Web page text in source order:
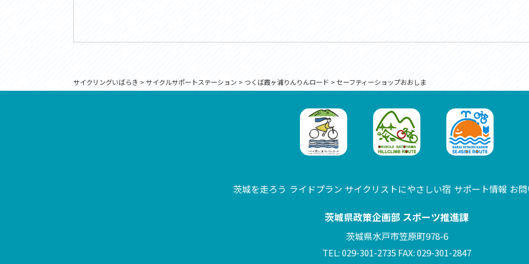
サイクリングいばらき >サイクルサポートステーション>つくば霞ヶ浦りんりんロード >セーフティーショップおおしま
茨城を走ろう ライドプラン サイクリストにやさしい宿 サポート情報 お
茨城県政策企画部 スポーツ推進課
茨城県水戸市笠原町978-6
TEL: 029-301-2735 FAX: 029-301-2847